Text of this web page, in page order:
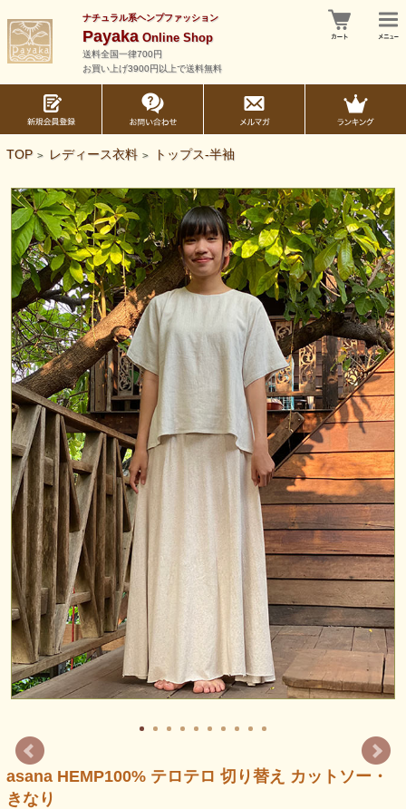
ナチュラル系ヘンプファッション
PayakaOnline Shop
送料全国一律700円
お買い上げ3900円以上で送料無料
TOP > レディース衣料 > トップス-半袖
asana HEMP100% テロテロ 切り替え カットソー・
きなり